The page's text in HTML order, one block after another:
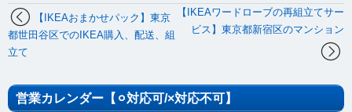
【IKEAワードローブの再組立てサー
ビス】東京都新宿区のマンション
【IKEAおまかせパック】東京
都世田谷区でのIKEA購入、配送、組
立て
営業カレンダー【⚪︎対応可/×対応不可】